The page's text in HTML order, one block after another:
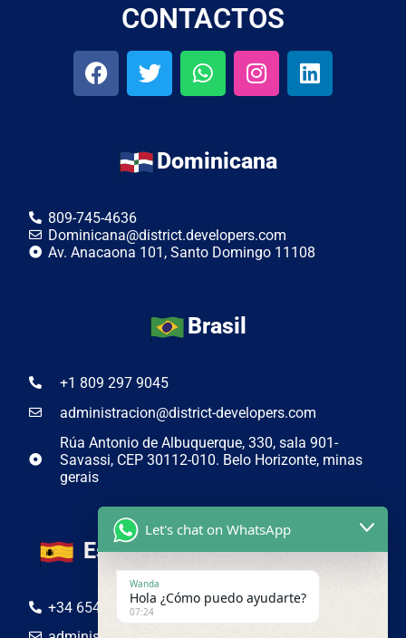
CONTACTOS
Dominicana
809-745-4636
Dominicana@district.developers.com
Av. Anacaona 101, Santo Domingo 11108
Brasil
+1 809 297 9045
administracion@district-developers.com
Rúa Antonio de Albuquerque, 330, sala 901-
Savassi, CEP 30112-010. Belo Horizonte, minas
gerais
España
+34 654 50 19 44
Let's chat on WhatsApp
Wanda
Hola ¿Cómo puedo ayudarte?
07:24